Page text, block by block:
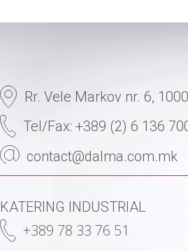
Rr. Vele Markov nr. 6,
Tel/Fax: +389 (2) 6 136
contact@dalma.com.mk
KATERING INDUSTRIAL
+389 78 33 76 51